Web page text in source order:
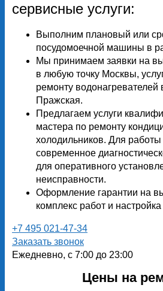
сервисные услуги:
Выполним плановый или
посудомоечной машины в
Мы принимаем заявки на
в любую точку Москвы,
ремонту водонагревателей
Пражская.
Предлагаем услуги
мастера по ремонту
холодильников. Для работы
современное
для оперативного
неисправности.
Оформление гарантии на
комплекс работ и
+7 495 021-47-34
Заказать звонок
Ежедневно, с 7:00 до 23:00
Цены на